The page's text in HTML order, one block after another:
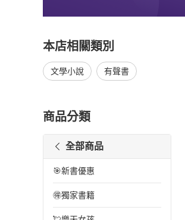
本店相關類別
文學小說 有聲書
商品分類
全部商品
🎯新書優惠
🉐獨家書籍